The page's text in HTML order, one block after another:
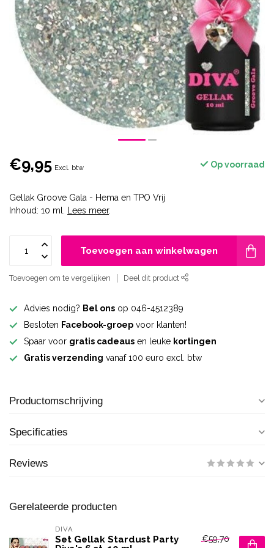
€9,95 Excl. btw Op voorraad
Gellak Groove Gala - Hema en TPO Vrij
Inhoud: 10 ml.
Lees meer.
Toevoegen aan winkelwagen
Toevoegen om te vergelijken Deel dit product
Advies nodig? Bel ons op 046-4512389
Besloten Facebook-groep voor klanten!
Spaar voor gratis cadeaus en leuke kortingen
Gratis verzending vanaf 100 euro excl. btw
Productomschrijving
Specificaties
Reviews
Gerelateerde producten
DIVA
Set Gellak Stardust Party
€59,70